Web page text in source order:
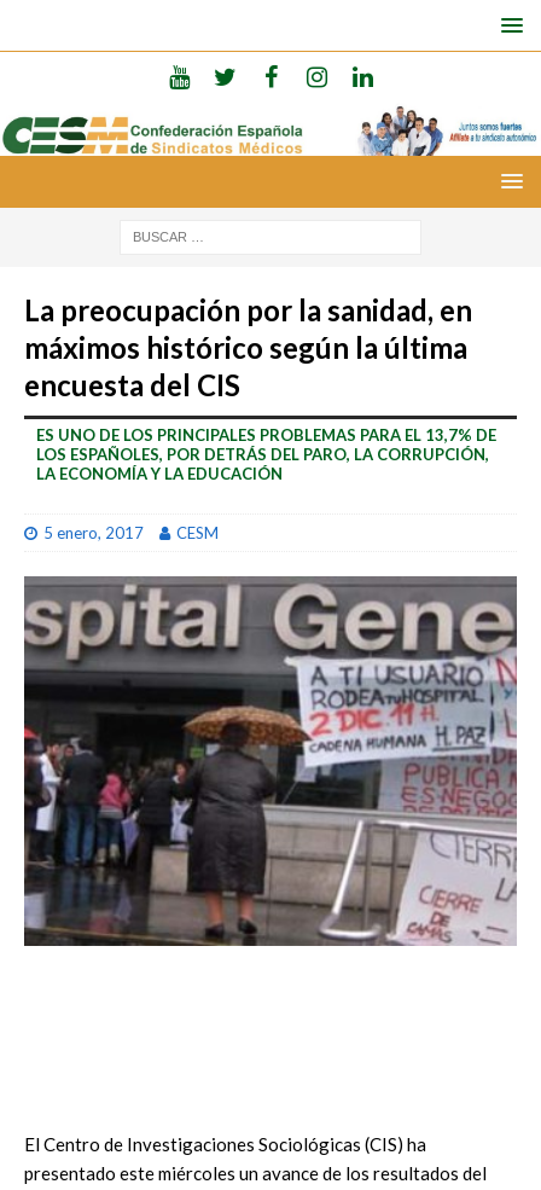
La preocupación por la sanidad, en
máximos histórico según la última
encuesta del CIS
ES UNO DE LOS PRINCIPALES PROBLEMAS PARA EL 13,7% DE
LOS ESPAÑOLES, POR DETRÁS DEL PARO, LA CORRUPCIÓN,
LA ECONOMÍA Y LA EDUCACIÓN
5 enero, 2017 CESM
El Centro de Investigaciones Sociológicas (CIS) ha
presentado este miércoles un avance de los resultados del